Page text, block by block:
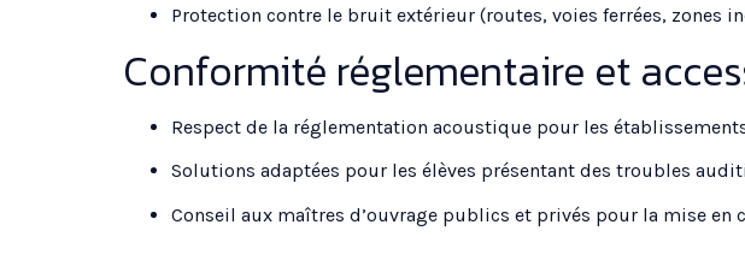
Protection contre le bruit extérieur (routes, voies ferrées, zones
Conformité réglementaire et
Respect de la réglementation acoustique pour les
Solutions adaptées pour les élèves présentant des troubles
Conseil aux maîtres d’ouvrage publics et privés pour la mise en